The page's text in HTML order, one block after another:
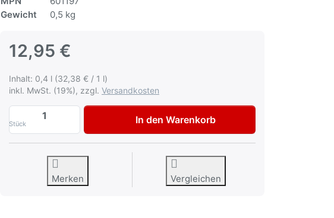
Gewicht
0,5 kg
12,95 €
Inhalt: 0,4 l (32,38 € / 1 l)
inkl. MwSt. (19%), zzgl. Versandkosten
Stück
Multona Autolack für Opel 88U Dark Denim Grey met.
In den Warenkorb
Merken Vergleichen